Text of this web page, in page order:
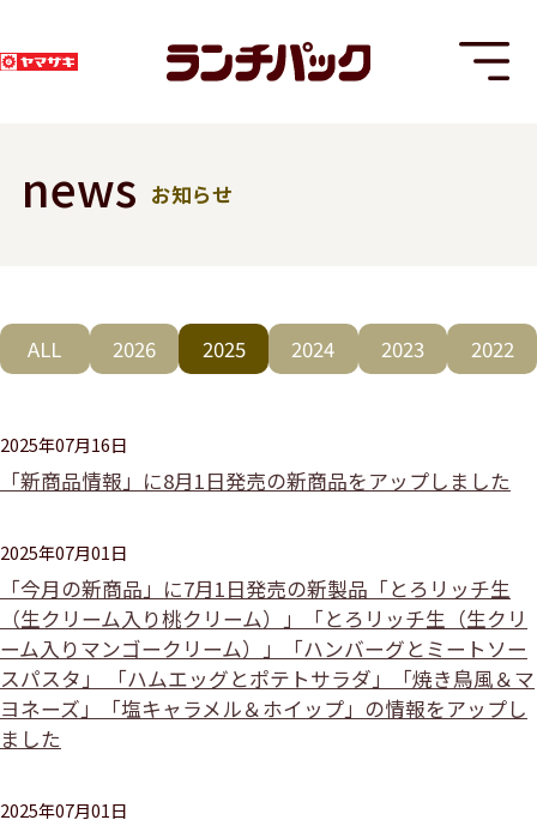
news お知らせ
ALL 2026 2025 2024 2023 2022
2025年07月16日
「新商品情報」に8月1日発売の新商品をアップしました
2025年07月01日
「今月の新商品」に7月1日発売の新製品「とろリッチ生
（生クリーム入り桃クリーム）」「とろリッチ生（生クリ
ーム入りマンゴークリーム）」「ハンバーグとミートソー
スパスタ」 「ハムエッグとポテトサラダ」「焼き鳥風＆マ
ヨネーズ」「塩キャラメル＆ホイップ」の情報をアップし
ました
2025年07月01日